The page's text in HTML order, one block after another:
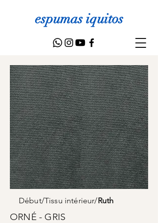
espumas iquitos
Début/Tissu intérieur/Ruth
ORNÉ - GRIS